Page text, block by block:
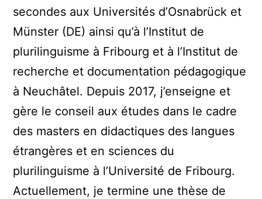
secondes aux Universités d’Osnabrück et
Münster (DE) ainsi qu’à l’Institut de
plurilinguisme à Fribourg et à l’Institut de
recherche et documentation pédagogique
à Neuchâtel. Depuis 2017, j’enseigne et
gère le conseil aux études dans le cadre
des masters en didactiques des langues
étrangères et en sciences du
plurilinguisme à l’Université de Fribourg.
Actuellement, je termine une thèse de